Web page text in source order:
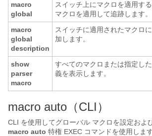
macro
global
スイッチ上にマクロを適用す
マクロを適用して追跡します。
macro
global
description
スイッチに適用されたマクロ
加します。
show
parser
macro
すべてのマクロまたは指定し
義を表示します。
macro auto（CLI）
CLI を使用してグローバル マクロを設定およ
macro auto 特権 EXEC コマンドを使用しま